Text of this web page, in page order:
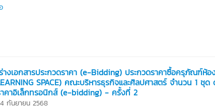
างเอกสารประกวดราคา (e-Bidding) ประกวดราคาซื้อครุภัณฑ์ห้อ
SPACE) คณะบริหารธุรกิจและศิลปศาสตร์ จำนวน 1 ชุด
าคาอิเล็กทรอนิกส์ (e-bidding) - ครั้งที่ 2
กันยายน 2568